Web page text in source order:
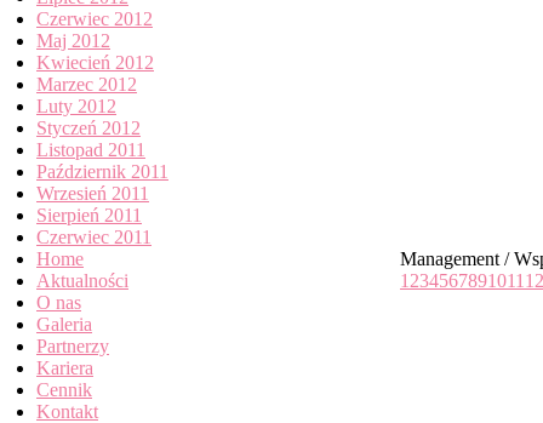
Czerwiec 2012
Maj 2012
Kwiecień 2012
Marzec 2012
Luty 2012
Styczeń 2012
Listopad 2011
Październik 2011
Wrzesień 2011
Sierpień 2011
Czerwiec 2011
Home
Aktualności
O nas
Galeria
Partnerzy
Kariera
Cennik
Kontakt
Management /
1 234567891011 12